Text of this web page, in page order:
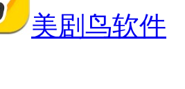
美剧鸟软件